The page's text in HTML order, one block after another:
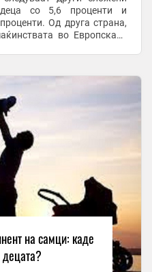
со 5,6 проценти и
Од друга страна,
во Европската
на самци: каде